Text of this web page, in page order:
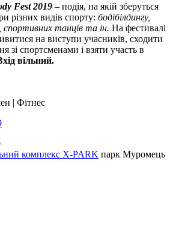
Fest 2019 – подія, на якій зберуться
різних видів спорту: бодібілдингу,
танців та ін. На фестивалі
на виступи учасників, сходити
зі спортсменами і взяти участь в
вільний.
| Фітнес
комплекс X-PARK парк Муромець